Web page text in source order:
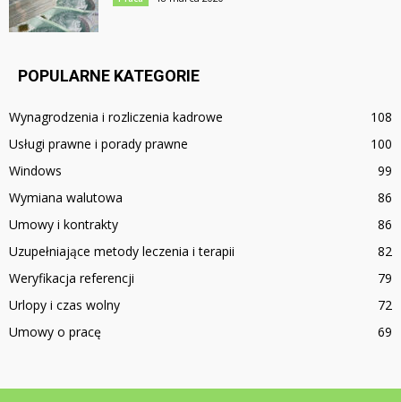
POPULARNE KATEGORIE
Wynagrodzenia i rozliczenia kadrowe
108
Usługi prawne i porady prawne
100
Windows
99
Wymiana walutowa
86
Umowy i kontrakty
86
Uzupełniające metody leczenia i terapii
82
Weryfikacja referencji
79
Urlopy i czas wolny
72
Umowy o pracę
69